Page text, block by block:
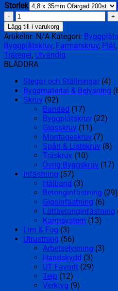
Storlek
Farmarskruv
(utvändig)
för
träregel
mängd
Lägg till i varukorg
Artikelnr: N/A Kategori:
Byggplåtskruv, Farmarskruv, Plåt,
Träregel, Utvändig
BLÄDDRA
Stegar och Ställningar (4)
Byggmaterial & Belysning
Skruv (92)
Bandad (17)
Byggplåtskruv (22)
Gipsskruv (11)
Montageskruv (7)
Spån & Listskruv (8)
Träskruv (10)
Övrig Byggskruv (17)
Infästning (57)
Hålband (3)
Betonginfästning (29)
Gipsinfästning (6)
Lättbetonginfästning
Karmsystem (13)
Lim & Fog (3)
Utrustning (56)
Arbetselysning (3)
Handskydd (3)
UT Favorit (29)
Tejp (12)
Verktyg (9)